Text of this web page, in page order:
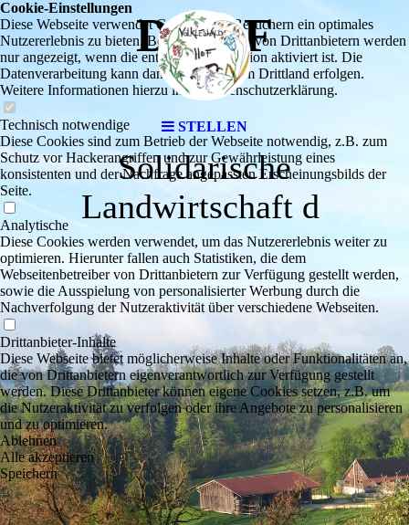
STELLEN
DHOF
Solidarische
Landwirtschaft d
Cookie-Einstellungen
Diese Webseite verwendet Cookies, um Besuchern ein optimales
Nutzererlebnis zu bieten. Bestimmte Inhalte von Drittanbietern werden
nur angezeigt, wenn die entsprechende Option aktiviert ist. Die
Datenverarbeitung kann dann auch in einem Drittland erfolgen.
Weitere Informationen hierzu in der Datenschutzerklärung.
Technisch notwendige
Diese Cookies sind zum Betrieb der Webseite notwendig, z.B. zum
Schutz vor Hackerangriffen und zur Gewährleistung eines
konsistenten und der Nachfrage angepassten Erscheinungsbilds der
Seite.
Analytische
Diese Cookies werden verwendet, um das Nutzererlebnis weiter zu
optimieren. Hierunter fallen auch Statistiken, die dem
Webseitenbetreiber von Drittanbietern zur Verfügung gestellt werden,
sowie die Ausspielung von personalisierter Werbung durch die
Nachverfolgung der Nutzeraktivität über verschiedene Webseiten.
Drittanbieter-Inhalte
Diese Webseite bietet möglicherweise Inhalte oder Funktionalitäten an,
die von Drittanbietern eigenverantwortlich zur Verfügung gestellt
werden. Diese Drittanbieter können eigene Cookies setzen, z.B. um
die Nutzeraktivität zu verfolgen oder ihre Angebote zu personalisieren
und zu optimieren.
Ablehnen
Alle akzeptieren
Speichern